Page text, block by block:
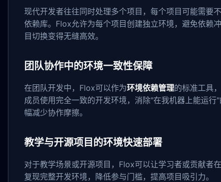
现代开发者往往同时处理多个项目，每个项目可能需要
依赖库。Flox允许为每个项目创建独立环境，避免依赖
目切换变得无缝高效。
团队协作中的环境一致性保障
在团队开发中，Flox可以作为环境依赖管理的标准工具
成员使用完全一致的开发环境，消除"在我机器上能运行
幅减少协作摩擦。
教学与开源项目的环境快速部署
对于教学场景或开源项目，Flox可以让学习者或贡献者
复现完整开发环境，降低参与门槛，提高项目吸引力。